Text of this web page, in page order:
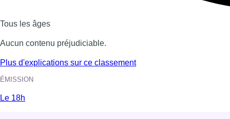
Tous les âges
Aucun contenu préjudiciable.
Plus d'explications sur ce classement
ÉMISSION
Le 18h